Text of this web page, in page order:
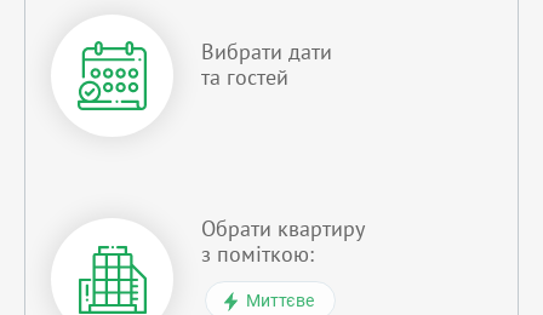
Вибрати дати
та гостей
Обрати квартиру
з поміткою:
Миттєве